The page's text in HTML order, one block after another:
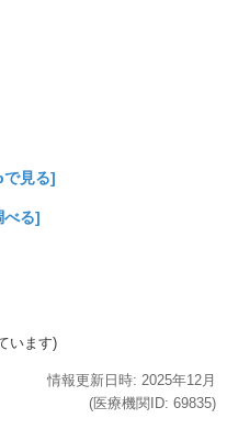
見る]
べる]
います)
情報更新日時: 2025年12月
(医療機関ID: 69835)